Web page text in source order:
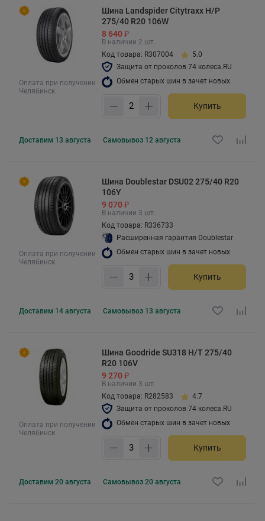
Оплата при получении
Челябинск
Шина Landspider Citytraxx H/P
275/40 R20 106W
8 640 ₽
В наличии 2 шт.
Код товара: R307004
5.0
Защита от проколов 74 колеса.RU
Обмен старых шин в зачет новых
Купить
Доставим 13 августа Самовывоз 12 августа
Оплата при получении
Челябинск
Шина Doublestar DSU02 275/40 R20
106Y
9 070 ₽
В наличии 3 шт.
Код товара: R336733
Расширенная гарантия Doublestar
Обмен старых шин в зачет новых
Купить
Доставим 14 августа Самовывоз 13 августа
Оплата при получении
Челябинск
Шина Goodride SU318 H/T 275/40
R20 106V
9 270 ₽
В наличии 3 шт.
Код товара: R282583
4.7
Защита от проколов 74 колеса.RU
Обмен старых шин в зачет новых
Купить
Доставим 20 августа Самовывоз 20 августа